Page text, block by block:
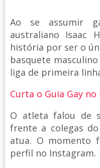
Ao se assumir
australiano Isaac
história por ser o
basquete
liga de primeira
Curta o Guia Gay
O atleta falou de
frente a colegas
atua. O momento
perfil no Instagram.